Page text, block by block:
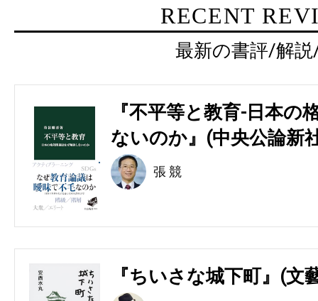
RECENT
最新の書評/解
『不平等と教育-日本の
ないのか』(中央公論新
張 競
『ちいさな城下町』(文